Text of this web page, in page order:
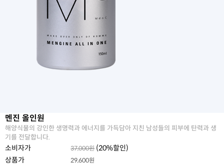
멘진 올인원
해양식물의 강인한 생명력과 에너지를 가득담아 지친 남성들의 피부에 탄력과 생
기를 전달합니다.
소비자가 37,000원 (20%할인)
상품가
29,600원